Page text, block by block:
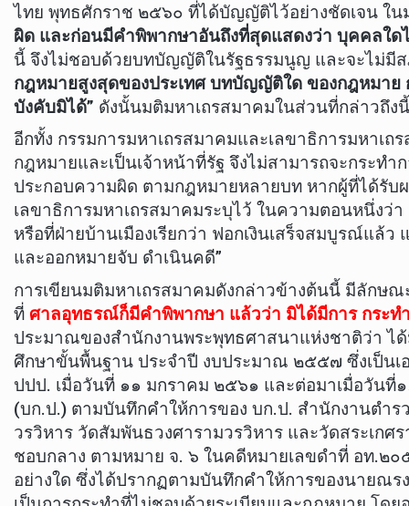
ไทย พุทธศักราช ๒๕๖๐ ที่ได้บัญญัติไว้อย่างชัดเจน ใ
ผิด และก่อนมีคำพิพากษาอันถึงที่สุดแสดงว่า บุคคลใ
นี้ จึงไม่ชอบด้วยบทบัญญัติในรัฐธรรมนูญ และจะไม่
กฎหมายสูงสุดของประเทศ บทบัญญัติใด ของกฎหมา
บังคับมิได้” ดังนั้นมติมหาเถรสมาคมในส่วนที่กล่าวถึ
อีกทั้ง กรรมการมหาเถรสมาคมและเลขาธิการมหาเ
กฎหมายและเป็นเจ้าหน้าที่รัฐ จึงไม่สามารถจะกระท
ประกอบความผิด ตามกฎหมายหลายบท หากผู้ที่ได้รับ
เลขาธิการมหาเถรสมาคมระบุไว้ ในความตอนหนึ่งว่
หรือที่ฝ่ายบ้านเมืองเรียกว่า ฟอกเงินเสร็จสมบูรณ์แล้
และออกหมายจับ ดำเนินคดี”
การเขียนมติมหาเถรสมาคมดังกล่าวข้างต้นนี้ มีลักษณ
ที่ ศาลอุทธรณ์ก็มีคำพิพากษา แล้วว่า มิได้มีการ กระท
ประมาณของสำนักงานพระพุทธศาสนาแห่งชาติว่า ไ
ศึกษาขั้นพื้นฐาน ประจำปี งบประมาณ ๒๕๕๗ ซึ่งเป็นเ
ปปป. เมื่อวันที่ ๑๑ มกราคม ๒๕๖๑ และต่อมาเมื่อวัน
(บก.ป.) ตามบันทึกคำให้การของ บก.ป. สำนักงานตำ
วรวิหาร วัดสัมพันธวงศารามวรวิหาร และวัดสระเก
ชอบกลาง ตามหมาย จ. ๖ ในคดีหมายเลขดำที่ อท.๒
อย่างใด ซึ่งได้ปรากฏตามบันทึกคำให้การของนายณ